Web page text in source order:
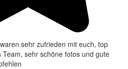
sehr zufrieden mit euch, top
sehr schöne fotos und gute